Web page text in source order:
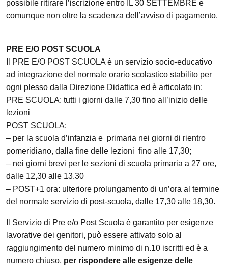
possibile ritirare l’iscrizione entro IL 30 SETTEMBRE e
comunque non oltre la scadenza dell’avviso di pagamento.
PRE E/O POST SCUOLA
Il PRE E/O POST SCUOLA è un servizio socio-educativo
ad integrazione del normale orario scolastico stabilito per
ogni plesso dalla Direzione Didattica ed è articolato in:
PRE SCUOLA: tutti i giorni dalle 7,30 fino all’inizio delle
lezioni
POST SCUOLA:
– per la scuola d’infanzia e primaria nei giorni di rientro
pomeridiano, dalla fine delle lezioni fino alle 17,30;
– nei giorni brevi per le sezioni di scuola primaria a 27 ore,
dalle 12,30 alle 13,30
– POST+1 ora: ulteriore prolungamento di un’ora al termine
del normale servizio di post-scuola, dalle 17,30 alle 18,30.
Il Servizio di Pre e/o Post Scuola è garantito per esigenze
lavorative dei genitori, può essere attivato solo al
raggiungimento del numero minimo di n.10 iscritti ed è a
numero chiuso, per rispondere alle esigenze delle